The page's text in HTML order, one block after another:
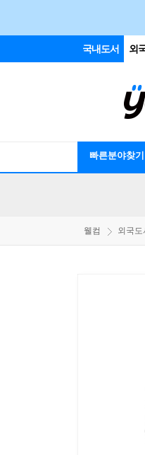
국내도서 외
빠른분야찾기
웰컴 외국도